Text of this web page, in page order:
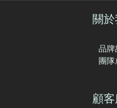
關
品牌
團隊
顧